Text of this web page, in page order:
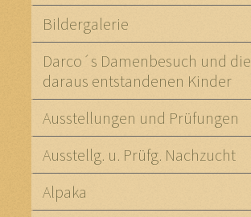
Bildergalerie
Darco´s Damenbesuch und die
daraus entstandenen Kinder
Ausstellungen und Prüfungen
Ausstellg. u. Prüfg. Nachzucht
Alpaka